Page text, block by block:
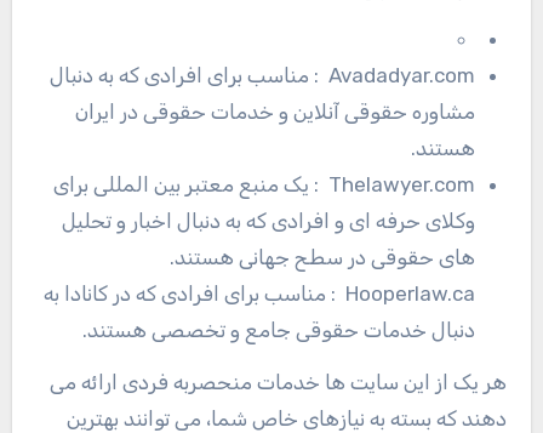
Avadadyar.com : مناسب برای افرادی که به دنبال
مشاوره حقوقی آنلاین و خدمات حقوقی در ایران
هستند.
Thelawyer.com : یک منبع معتبر بین المللی برای
وکلای حرفه ای و افرادی که به دنبال اخبار و تحلیل
های حقوقی در سطح جهانی هستند.
Hooperlaw.ca :
مناسب برای افرادی که در کانادا به
دنبال خدمات حقوقی جامع و تخصصی هستند.
هر یک از این سایت ها خدمات منحصربه فردی ارائه می
دهند که بسته به نیازهای خاص شما، می توانند بهترین